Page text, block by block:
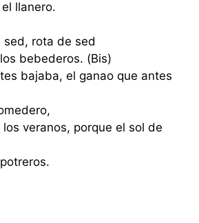
llanero.
rota de sed
bebederos. (Bis)
bajaba, el ganao que antes
veranos, porque el sol de